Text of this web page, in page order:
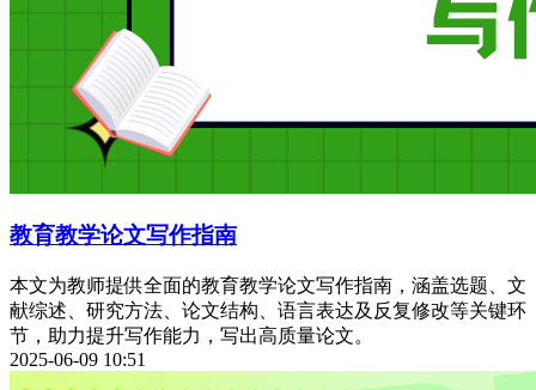
教育教学论文写作指南
本文为教师提供全面的教育教学论文写作指南，涵盖选题、文
献综述、研究方法、论文结构、语言表达及反复修改等关键环
节，助力提升写作能力，写出高质量论文。
2025-06-09 10:51